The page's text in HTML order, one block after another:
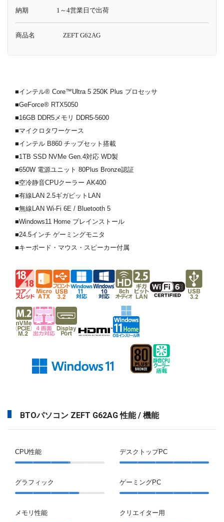
納期 1～4営業日で出荷
商品名 ZEFT G62AG
■インテル® Core™Ultra 5 250K Plus プロセッサ
■GeForce® RTX5050
■16GB DDR5メモリ DDR5-5600
■マイクロタワーケース
■インテル B860 チップセット搭載
■1TB SSD NVMe Gen.4対応 WD製
■650W 電源ユニット 80Plus Bronze認証
■空冷静音CPUクーラー AK400
■有線LAN 2.5ギガビットLAN
■無線LAN Wi-Fi 6E / Bluetooth 5
■Windows11 Home プレインストール
■24.5インチ ゲーミングモニタ
■キーボード・マウス・スピーカー付属
BTOパソコン ZEFT G62AG 性能 / 機能
CPU性能
グラフィック
メモリ性能
デスクトップPC
ゲーミングPC
クリエイター用